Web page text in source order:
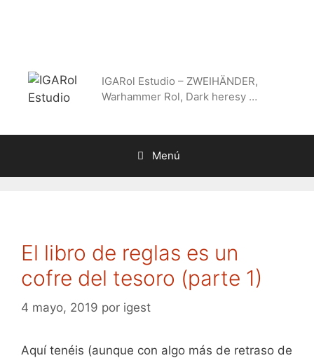
IGARol Estudio – ZWEIHÄNDER,
Warhammer Rol, Dark heresy …
Menú
El libro de reglas es un
cofre del tesoro (parte 1)
4 mayo, 2019 por igest
Aquí tenéis (aunque con algo más de retraso de